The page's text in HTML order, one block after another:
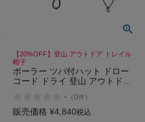
【20%OFF】登山 アウトドア トレイル
帽子
ポーラー ツバ付ハット ドロー
コード ドライ 登山 アウトドア
DRAW CORD RUN HAT
- （0件 ）
販売価格 ¥4,840税込